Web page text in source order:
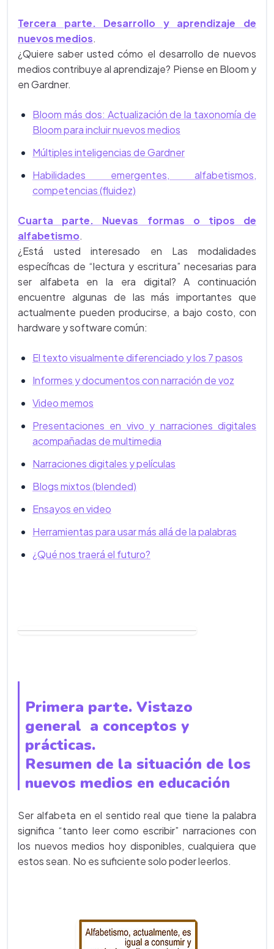
Tercera parte. Desarrollo y aprendizaje de
nuevos medios.
¿Quiere saber usted cómo el desarrollo de nuevos
medios contribuye al aprendizaje? Piense en Bloom y
en Gardner.
Bloom más dos: Actualización de la taxonomía de
Bloom para incluir nuevos medios
Múltiples inteligencias de Gardner
Habilidades emergentes, alfabetismos,
competencias (fluidez)
Cuarta parte. Nuevas formas o tipos de
alfabetismo.
¿Está usted interesado en Las modalidades
específicas de “lectura y escritura” necesarias para
ser alfabeta en la era digital? A continuación
encuentre algunas de las más importantes que
actualmente pueden producirse, a bajo costo, con
hardware y software común:
El texto visualmente diferenciado y los 7 pasos
Informes y documentos con narración de voz
Video memos
Presentaciones en vivo y narraciones digitales
acompañadas de multimedia
Narraciones digitales y películas
Blogs mixtos (blended)
Ensayos en video
Herramientas para usar más allá de la palabras
¿Qué nos traerá el futuro?
Primera parte. Vistazo
general a conceptos y
prácticas.
Resumen de la situación de los
nuevos medios en educación
Ser alfabeta en el sentido real que tiene la palabra
significa “tanto leer como escribir” narraciones con
los nuevos medios hoy disponibles, cualquiera que
estos sean. No es suficiente solo poder leerlos.